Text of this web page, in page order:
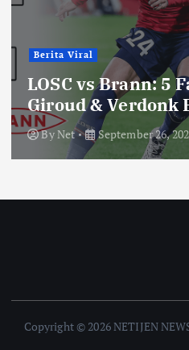
Berita Viral
LOSC vs Brann: 5
Giroud & Verdonk
ByNet September 26,
Copyright © 2026 NETIJEN